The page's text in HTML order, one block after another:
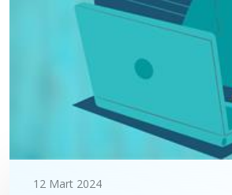
12 Mart 2024